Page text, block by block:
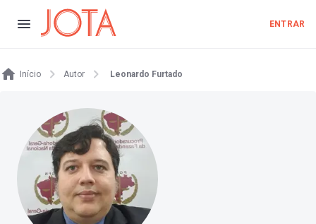
ENTRAR
Início Autor Leonardo Furtado